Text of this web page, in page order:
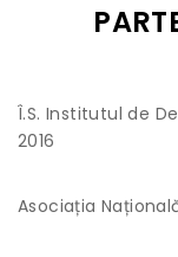
Î.S. Institutul de
2016
Asociația